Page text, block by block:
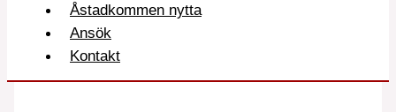
Åstadkommen nytta
Ansök
Kontakt